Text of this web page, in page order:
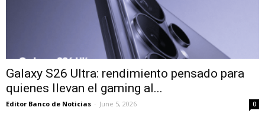
Galaxy S26 Ultra: rendimiento pensado para
quienes llevan el gaming al...
Editor Banco de Noticias - June 5, 2026 0